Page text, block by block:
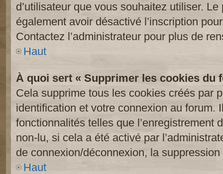
d’utilisateur que vous souhaitez utiliser.
également avoir désactivé l’inscription
Contactez l’administrateur pour plus de
Haut
À quoi sert « Supprimer les cookies du
Cela supprime tous les cookies créés par
identification et votre connexion au forum.
fonctionnalités telles que l’enregistrement
non-lu, si cela a été activé par
de connexion/déconnexion, la
Haut